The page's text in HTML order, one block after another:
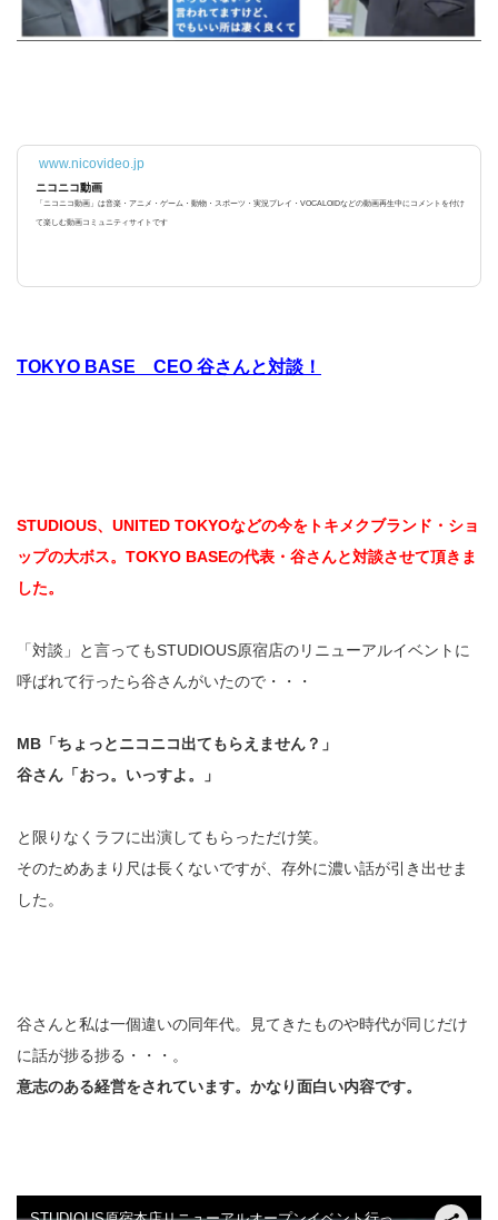
www.nicovideo.jp
ニコニコ動画
「ニコニコ動画」は音楽・アニメ・ゲーム・動物・スポーツ・実況プレイ・VOCALOIDなどの動画再生中にコメントを付け
て楽しむ動画コミュニティサイトです
TOKYO BASE CEO 谷さんと対談！
STUDIOUS、UNITED TOKYOなどの今をトキメクブランド・ショ
ップの大ボス。TOKYO BASEの代表・谷さんと対談させて頂きま
した。
「対談」と言ってもSTUDIOUS原宿店のリニューアルイベントに
呼ばれて行ったら谷さんがいたので・・・
MB「ちょっとニコニコ出てもらえません？」
谷さん「おっ。いっすよ。」
と限りなくラフに出演してもらっただけ笑。
そのためあまり尺は長くないですが、存外に濃い話が引き出せま
した。
谷さんと私は一個違いの同年代。見てきたものや時代が同じだけ
に話が捗る捗る・・・。
意志のある経営をされています。かなり面白い内容です。